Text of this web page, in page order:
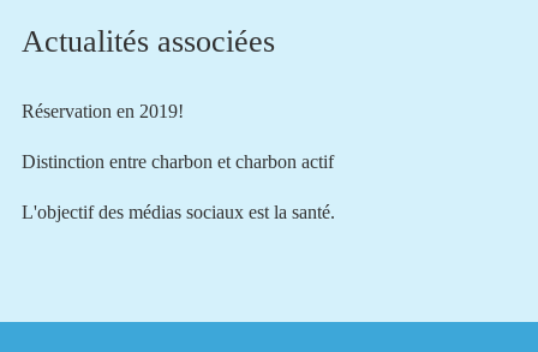
Actualités associées
Réservation en 2019!
Distinction entre charbon et charbon actif
L'objectif des médias sociaux est la santé.